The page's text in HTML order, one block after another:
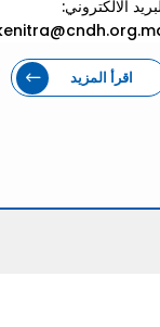
الالكتروني:
اقرأ المزيد